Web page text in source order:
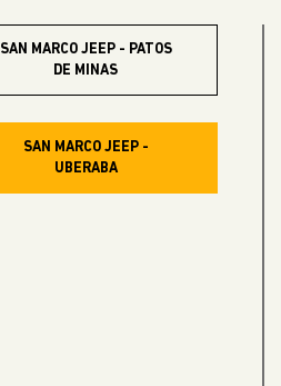
SAN MARCO JEEP - PATOS
DE MINAS
SAN MARCO JEEP -
UBERABA